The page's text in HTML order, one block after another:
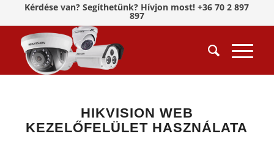
Kérdése van? Segíthetünk? Hívjon most! +36 70 2 897
897
HIKVISION WEB
KEZELŐFELÜLET HASZNÁLATA